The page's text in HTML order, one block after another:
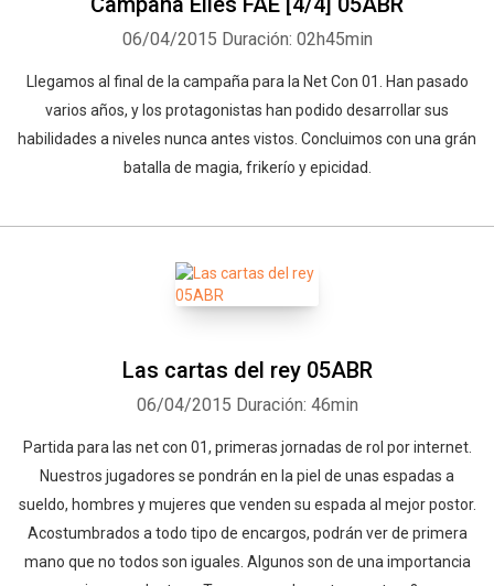
06/04/2015 Duración: 02h45min
Llegamos al final de la campaña para la Net Con 01. Han pasado
varios años, y los protagonistas han podido desarrollar sus
habilidades a niveles nunca antes vistos. Concluimos con una grán
batalla de magia, frikerío y epicidad.
Las cartas del rey 05ABR
06/04/2015 Duración: 46min
Partida para las net con 01, primeras jornadas de rol por internet.
Nuestros jugadores se pondrán en la piel de unas espadas a
sueldo, hombres y mujeres que venden su espada al mejor postor.
Acostumbrados a todo tipo de encargos, podrán ver de primera
mano que no todos son iguales. Algunos son de una importancia